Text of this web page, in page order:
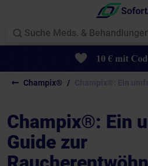
Champix®
Champix®: Ein
Guide zur